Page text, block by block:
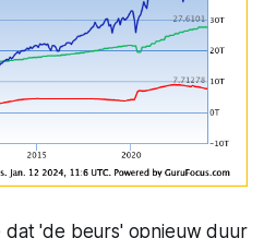
dat 'de beurs' opnieuw duur